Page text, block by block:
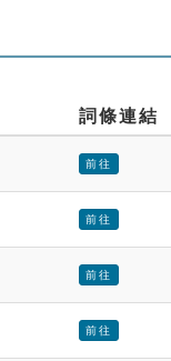
詞條連結
前往
前往
前往
前往